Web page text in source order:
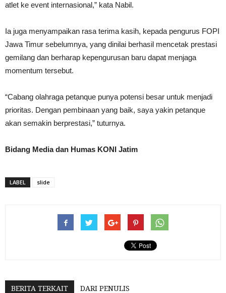
atlet ke event internasional,” kata Nabil.
Ia juga menyampaikan rasa terima kasih, kepada pengurus FOPI
Jawa Timur sebelumnya, yang dinilai berhasil mencetak prestasi
gemilang dan berharap kepengurusan baru dapat menjaga
momentum tersebut.
“Cabang olahraga petanque punya potensi besar untuk menjadi
prioritas. Dengan pembinaan yang baik, saya yakin petanque
akan semakin berprestasi,” tuturnya.
Bidang Media dan Humas KONI Jatim
LABEL slide
BERITA TERKAIT DARI PENULIS